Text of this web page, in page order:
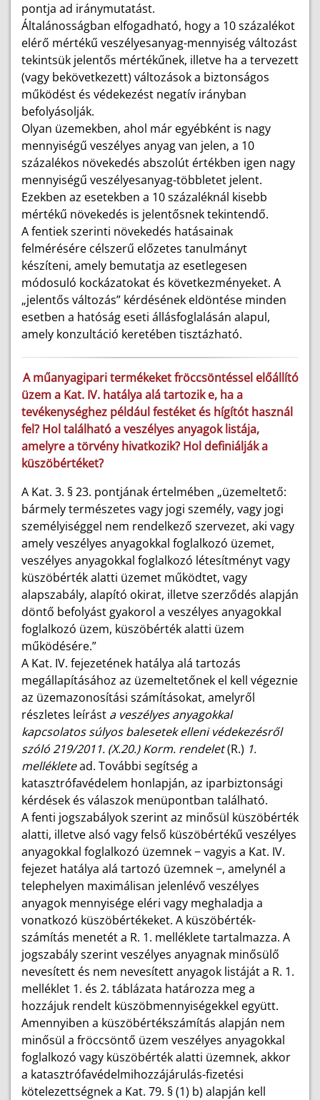
pontja ad iránymutatást.
Általánosságban elfogadható, hogy a 10 százalékot
elérő mértékű veszélyesanyag-mennyiség változást
tekintsük jelentős mértékűnek, illetve ha a tervezett
(vagy bekövetkezett) változások a biztonságos
működést és védekezést negatív irányban
befolyásolják.
Olyan üzemekben, ahol már egyébként is nagy
mennyiségű veszélyes anyag van jelen, a 10
százalékos növekedés abszolút értékben igen nagy
mennyiségű veszélyesanyag-többletet jelent.
Ezekben az esetekben a 10 százaléknál kisebb
mértékű növekedés is jelentősnek tekintendő.
A fentiek szerinti növekedés hatásainak
felmérésére célszerű előzetes tanulmányt
készíteni, amely bemutatja az esetlegesen
módosuló kockázatokat és következményeket. A
„jelentős változás” kérdésének eldöntése minden
esetben a hatóság eseti állásfoglalásán alapul,
amely konzultáció keretében tisztázható.
A műanyagipari termékeket fröccsöntéssel előállító
üzem a Kat. IV. hatálya alá tartozik e, ha a
tevékenységhez például festéket és hígítót használ
fel? Hol található a veszélyes anyagok listája,
amelyre a törvény hivatkozik? Hol definiálják a
küszöbértéket?
A Kat. 3. § 23. pontjának értelmében „üzemeltető:
bármely természetes vagy jogi személy, vagy jogi
személyiséggel nem rendelkező szervezet, aki vagy
amely veszélyes anyagokkal foglalkozó üzemet,
veszélyes anyagokkal foglalkozó létesítményt vagy
küszöbérték alatti üzemet működtet, vagy
alapszabály, alapító okirat, illetve szerződés alapján
döntő befolyást gyakorol a veszélyes anyagokkal
foglalkozó üzem, küszöbérték alatti üzem
működésére.”
A Kat. IV. fejezetének hatálya alá tartozás
megállapításához az üzemeltetőnek el kell végeznie
az üzemazonosítási számításokat, amelyről
részletes leírást a veszélyes anyagokkal
kapcsolatos súlyos balesetek elleni védekezésről
szóló 219/2011. (X.20.) Korm. rendelet(R.) 1.
mellékletead. További segítség a
katasztrófavédelem honlapján, az iparbiztonsági
kérdések és válaszok menüpontban található.
A fenti jogszabályok szerint az minősül küszöbérték
alatti, illetve alsó vagy felső küszöbértékű veszélyes
anyagokkal foglalkozó üzemnek − vagyis a Kat. IV.
fejezet hatálya alá tartozó üzemnek −, amelynél a
telephelyen maximálisan jelenlévő veszélyes
anyagok mennyisége eléri vagy meghaladja a
vonatkozó küszöbértékeket. A küszöbérték-
számítás menetét a R. 1. melléklete tartalmazza. A
jogszabály szerint veszélyes anyagnak minősülő
nevesített és nem nevesített anyagok listáját a R. 1.
melléklet 1. és 2. táblázata határozza meg a
hozzájuk rendelt küszöbmennyiségekkel együtt.
Amennyiben a küszöbértékszámítás alapján nem
minősül a fröccsöntő üzem veszélyes anyagokkal
foglalkozó vagy küszöbérték alatti üzemnek, akkor
a katasztrófavédelmihozzájárulás-fizetési
kötelezettségnek a Kat. 79. § (1) b) alapján kell